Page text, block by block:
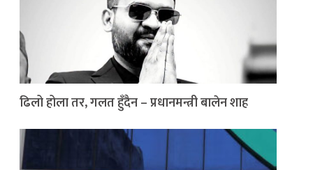
ढिलो होला तर, गलत हुँदैन – प्रधानमन्त्री बालेन शाह